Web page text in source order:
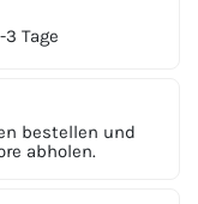
Tage
bestellen und
abholen.